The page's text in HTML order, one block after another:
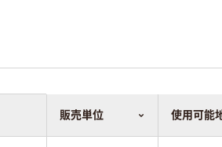
販売単位 使用可能